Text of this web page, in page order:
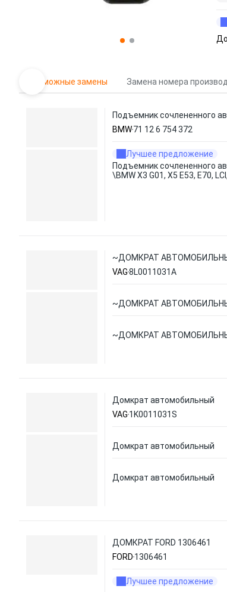
Возможные замены Замена номера
Подъемник сочлененного
BMW71 12 6 754 372
Лучшее предложение
Подъемник сочлененного
\BMW X3 G01, X5 E53, E70,
~ДОМКРАТ
VAG8L0011031A
~ДОМКРАТ
~ДОМКРАТ
Домкрат автомобильный
VAG 1K0011031S
Домкрат автомобильный
Домкрат автомобильный
ДОМКРАТ FORD 1306461
FORD 1306461
Лучшее предложение